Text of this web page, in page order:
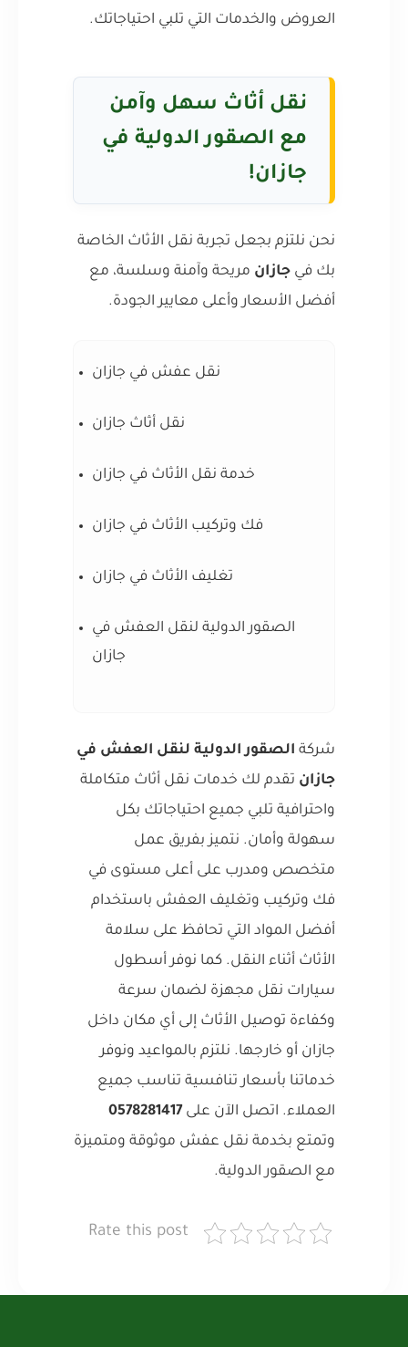
العروض والخدمات التي تلبي احتياجاتك.
نقل أثاث سهل وآمن
مع الصقور الدولية في
جازان!
نحن نلتزم بجعل تجربة نقل الأثاث الخاصة
بك في جازان مريحة وآمنة وسلسة، مع
أفضل الأسعار وأعلى معايير الجودة.
نقل عفش في جازان
نقل أثاث جازان
خدمة نقل الأثاث في جازان
فك وتركيب الأثاث في جازان
تغليف الأثاث في جازان
الصقور الدولية لنقل العفش في
جازان
شركة الصقور الدولية لنقل العفش في
جازان تقدم لك خدمات نقل أثاث متكاملة
واحترافية تلبي جميع احتياجاتك بكل
سهولة وأمان. نتميز بفريق عمل
متخصص ومدرب على أعلى مستوى في
فك وتركيب وتغليف العفش باستخدام
أفضل المواد التي تحافظ على سلامة
الأثاث أثناء النقل. كما نوفر أسطول
سيارات نقل مجهزة لضمان سرعة
وكفاءة توصيل الأثاث إلى أي مكان داخل
جازان أو خارجها. نلتزم بالمواعيد ونوفر
خدماتنا بأسعار تنافسية تناسب جميع
العملاء. اتصل الآن على 0578281417
وتمتع بخدمة نقل عفش موثوقة ومتميزة
مع الصقور الدولية.
Rate this post